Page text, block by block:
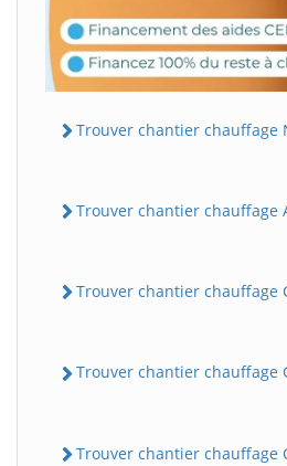
Trouver chantier chauffage
Trouver chantier chauffage
Trouver chantier chauffage
Trouver chantier chauffage
Trouver chantier chauffage